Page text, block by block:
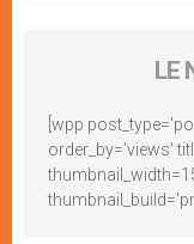
LE
[wpp
order_by='views'